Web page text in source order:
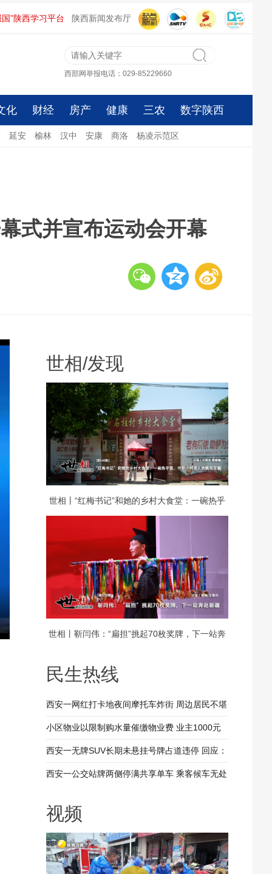
国”陕西学习平台 陕西新闻发布厅
西部网举报电话：029-85229660
化 财经 房产 健康 三农 数字陕西
延安 榆林 汉中 安康 商洛 杨凌示范区
式并宣布运动会开幕
世相/发现
世相丨“红梅书记”和她的乡村大食堂：一碗热乎
饭，守护一村老人的晚年安康
世相丨靳闫伟：“扁担”挑起70枚奖牌，下一站奔
民生热线
西安一网红打卡地夜间摩托车炸街 周边居民不堪
其扰 回应：将持续开展专项整治行动
小区物业以限制购水量催缴物业费 业主1000元
装修押金抵扣物业费 兴平市住建局：已责令物业
整改
西安一无牌SUV长期未悬挂号牌占道违停 回应：
驾驶人被记9分罚款200元
西安一公交站牌两侧停满共享单车 乘客候车无处
视频